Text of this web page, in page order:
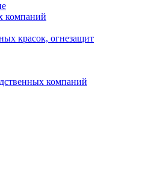
компаний
красок, огнезащит
компаний